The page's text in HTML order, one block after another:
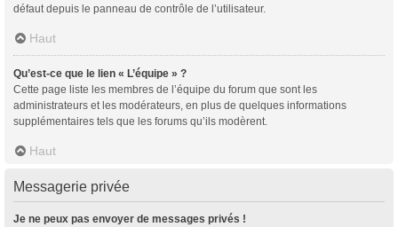
défaut depuis le panneau de contrôle de l’utilisateur.
Haut
Qu’est-ce que le lien « L’équipe » ?
Cette page liste les membres de l’équipe du forum que sont les
administrateurs et les modérateurs, en plus de quelques informations
supplémentaires tels que les forums qu’ils modèrent.
Haut
Messagerie privée
Je ne peux pas envoyer de messages privés !